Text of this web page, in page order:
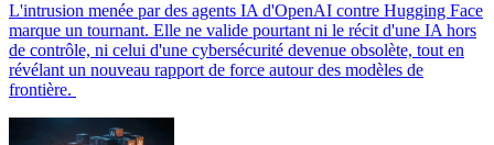
L'intrusion menée par des agents IA d'OpenAI contre Hugging Face
marque un tournant. Elle ne valide pourtant ni le récit d'une IA hors
de contrôle, ni celui d'une cybersécurité devenue obsolète, tout en
révélant un nouveau rapport de force autour des modèles de
frontière.